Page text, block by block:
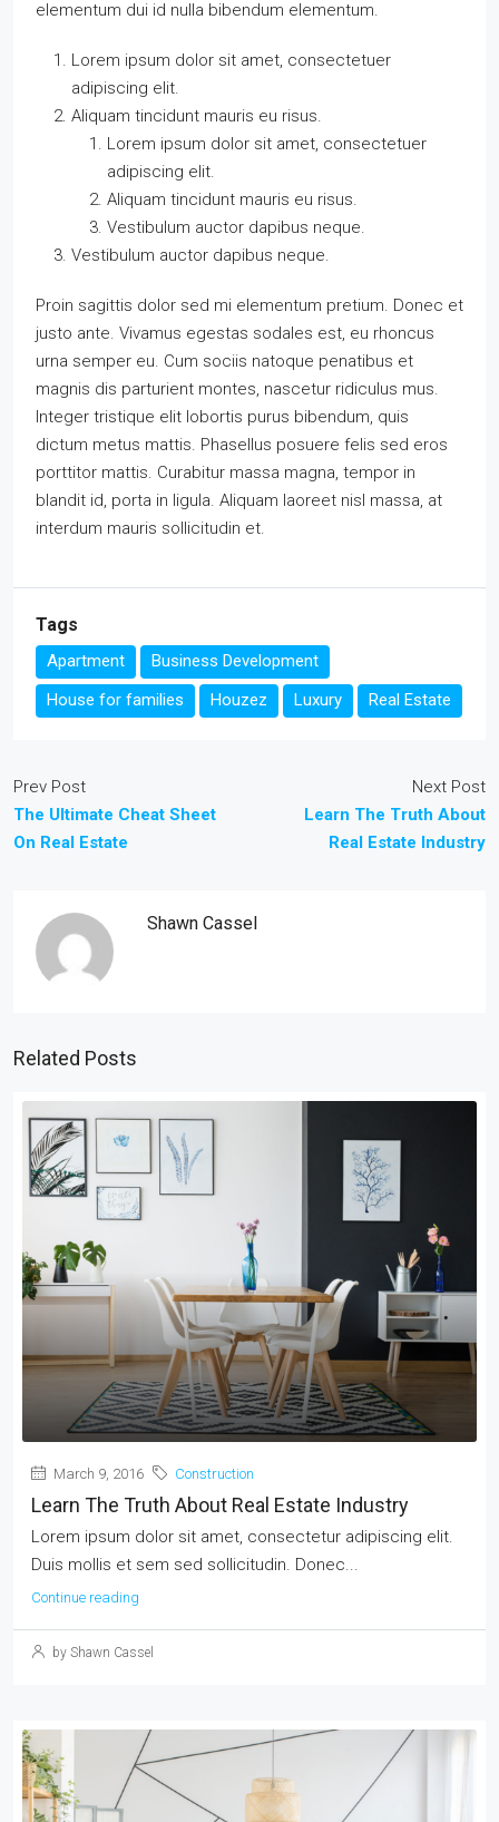
elementum dui id nulla bibendum elementum.
Lorem ipsum dolor sit amet, consectetuer
adipiscing elit.
Aliquam tincidunt mauris eu risus.
Lorem ipsum dolor sit amet, consectetuer
adipiscing elit.
Aliquam tincidunt mauris eu risus.
Vestibulum auctor dapibus neque.
Vestibulum auctor dapibus neque.
Proin sagittis dolor sed mi elementum pretium. Donec et
justo ante. Vivamus egestas sodales est, eu rhoncus
urna semper eu. Cum sociis natoque penatibus et
magnis dis parturient montes, nascetur ridiculus mus.
Integer tristique elit lobortis purus bibendum, quis
dictum metus mattis. Phasellus posuere felis sed eros
porttitor mattis. Curabitur massa magna, tempor in
blandit id, porta in ligula. Aliquam laoreet nisl massa, at
interdum mauris sollicitudin et.
Tags
Apartment
Business Development
House for families
Houzez Luxury Real Estate
Prev Post
The Ultimate Cheat Sheet
On Real Estate
Next Post
Learn The Truth About
Real Estate Industry
Shawn Cassel
Related Posts
March 9, 2016 Construction
Learn The Truth About Real Estate Industry
Lorem ipsum dolor sit amet, consectetur adipiscing elit.
Duis mollis et sem sed sollicitudin. Donec...
Continue reading
by Shawn Cassel